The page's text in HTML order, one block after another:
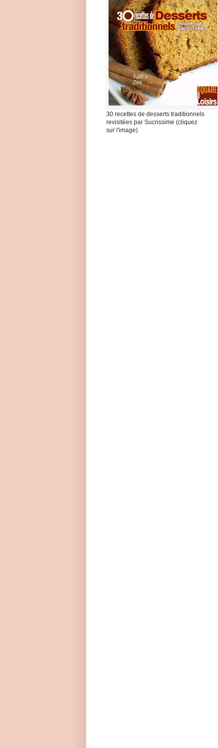
30 recettes de desserts traditionnels
revisitées par Sucrissime (cliquez
sur l'image)